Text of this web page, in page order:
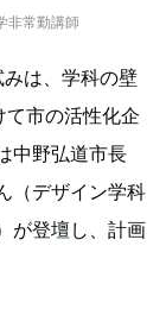
非常勤講師
は、学科の壁
市の活性化企
中野弘道市長
（デザイン学科
が登壇し、計画